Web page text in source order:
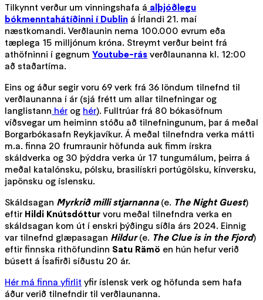
Tilkynnt verður um vinningshafa á alþjóðlegu
bókmenntahátíðinni í Dublin á Írlandi 21. maí
næstkomandi. Verðlaunin nema 100.000 evrum eða
tæplega 15 milljónum króna. Streymt verður beint frá
athöfninni í gegnum Youtube-rás verðlaunanna kl. 12:00
að staðartíma.
Eins og áður segir voru 69 verk frá 36 löndum tilnefnd til
verðlaunanna í ár (sjá frétt um allar tilnefningar og
langlistann hér og hér). Fulltrúar frá 80 bókasöfnum
víðsvegar um heiminn stóðu að tilnefningunum, þar á meðal
Borgarbókasafn Reykjavíkur. Á meðal tilnefndra verka mátti
m.a. finna 20 frumraunir höfunda auk fimm írskra
skáldverka og 30 þýddra verka úr 17 tungumálum, þeirra á
meðal katalónsku, pólsku, brasilískri portúgölsku, kínversku,
japönsku og íslensku.
Skáldsagan Myrkrið milli stjarnanna(e. The Night Guest)
eftir Hildi Knútsdóttur voru meðal tilnefndra verka en
skáldsagan kom út í enskri þýðingu síðla árs 2024. Einnig
var tilnefnd glæpasagan Hildur(e. The Clue is in the Fjord)
eftir finnska rithöfundinn Satu Rämö en hún hefur verið
búsett á Ísafirði síðustu 20 ár.
Hér má finna yfirlit yfir íslensk verk og höfunda sem hafa
áður verið tilnefndir til verðlaunanna.